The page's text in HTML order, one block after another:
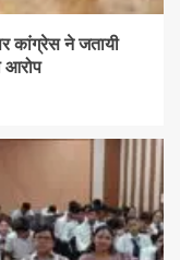
कांग्रेस ने जतायी
आरोप